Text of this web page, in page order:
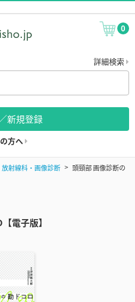
0
詳細検索
新規登録
方へ
放射線科・画像診断
頭頸部 画像診断の
電子版】